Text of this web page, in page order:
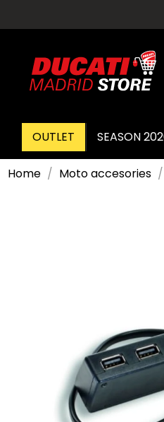
OUTLET SEASON
Home Moto accesories